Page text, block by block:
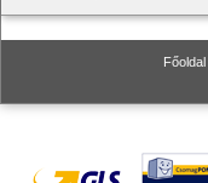
Főoldal